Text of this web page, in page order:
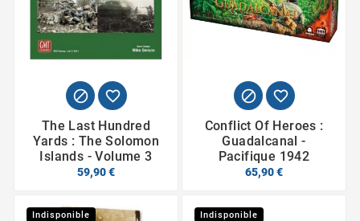
 
The Last Hundred
Yards : The Solomon
Islands - Volume 3
59,90 €
 
Conflict Of Heroes :
Guadalcanal -
Pacifique 1942
65,90 €
Indisponible Indisponible